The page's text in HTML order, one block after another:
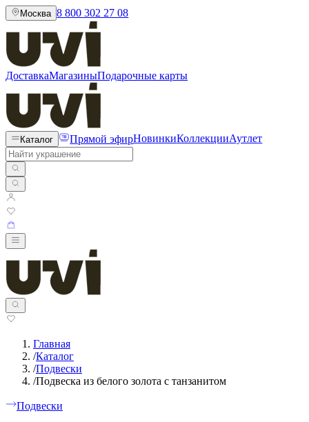
Москва 8 800 302 27 08
ДоставкаМагазиныПодарочные карты
Каталог Прямой эфирНовинкиКоллекцииАутлет
Главная
/Каталог
/Подвески
/Подвеска из белого золота с танзанитом
Подвески